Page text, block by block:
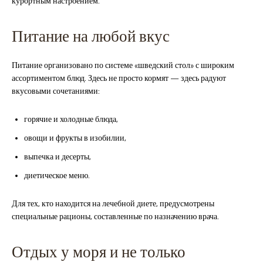
Питание на любой вкус
Питание организовано по системе «шведский стол» с широким
ассортиментом блюд. Здесь не просто кормят — здесь радуют
вкусовыми сочетаниями:
горячие и холодные блюда,
овощи и фрукты в изобилии,
выпечка и десерты,
диетическое меню.
Для тех, кто находится на лечебной диете, предусмотрены
специальные рационы, составленные по назначению врача.
Отдых у моря и не только